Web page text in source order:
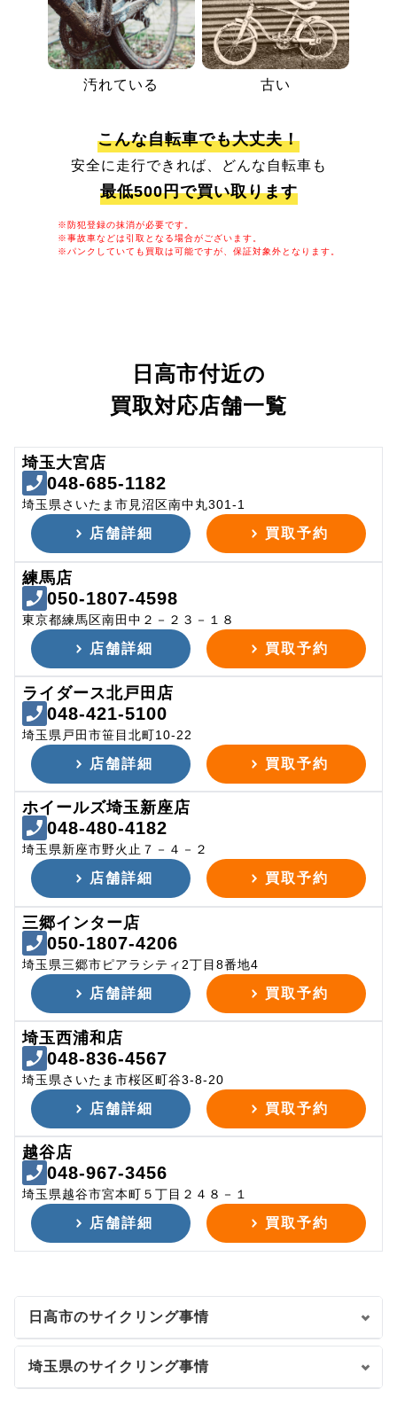
汚れている 古い
こんな自転車でも大丈夫！
安全に走行できれば、どんな自転車も
最低500円で買い取ります
※防犯登録の抹消が必要です。
※事故車などは引取となる場合がございます。
※パンクしていても買取は可能ですが、保証対象外となります。
日高市付近の
買取対応店舗一覧
埼玉大宮店
048-685-1182
埼玉県さいたま市見沼区南中丸301-1
店舗詳細 買取予約
練馬店
050-1807-4598
東京都練馬区南田中２－２３－１８
店舗詳細 買取予約
ライダース北戸田店
048-421-5100
埼玉県戸田市笹目北町10-22
店舗詳細 買取予約
ホイールズ埼玉新座店
048-480-4182
埼玉県新座市野火止７－４－２
店舗詳細 買取予約
三郷インター店
050-1807-4206
埼玉県三郷市ピアラシティ2丁目8番地4
店舗詳細 買取予約
埼玉西浦和店
048-836-4567
埼玉県さいたま市桜区町谷3-8-20
店舗詳細 買取予約
越谷店
048-967-3456
埼玉県越谷市宮本町５丁目２４８－１
店舗詳細 買取予約
日高市のサイクリング事情
埼玉県のサイクリング事情